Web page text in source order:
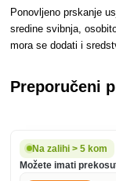
Ponovljeno prskanje
sredine svibnja,
mora se dodati i
Preporučeni
Na zalihi > 5 kom
Možete imati